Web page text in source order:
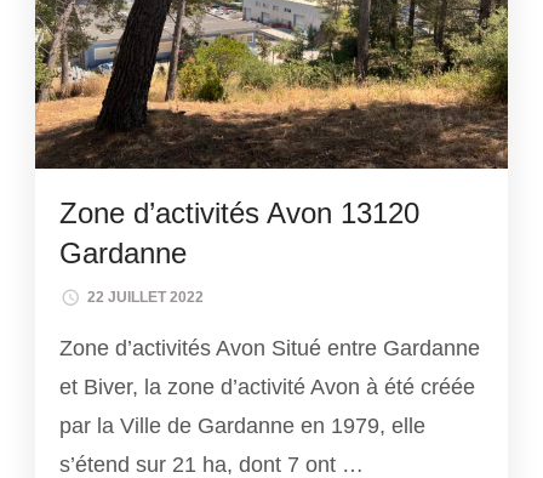
Zone d’activités Avon 13120
Gardanne
22 JUILLET 2022
Zone d’activités Avon Situé entre Gardanne
et Biver, la zone d’activité Avon à été créée
par la Ville de Gardanne en 1979, elle
s’étend sur 21 ha, dont 7 ont …